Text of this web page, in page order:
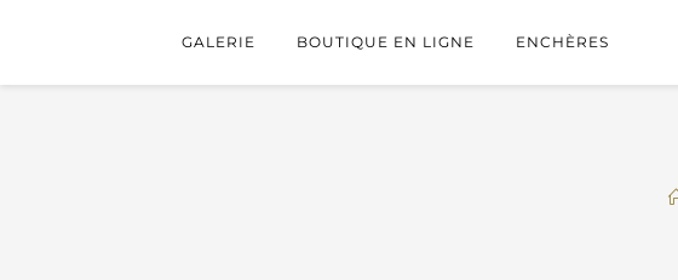
ENCHÈRES
BOUTIQUE EN LIGNE
GALERIE